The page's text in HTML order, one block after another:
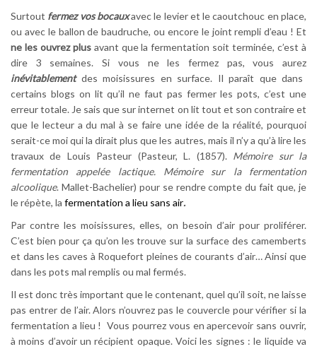
Surtout fermez vos bocauxavec le levier et le caoutchouc en place,
ou avec le ballon de baudruche, ou encore le joint rempli d’eau ! Et
ne les ouvrez plusavant que la fermentation soit terminée, c’est à
dire 3 semaines. Si vous ne les fermez pas, vous aurez
inévitablementdes moisissures en surface. Il paraît que dans
certains blogs on lit qu’il ne faut pas fermer les pots, c’est une
erreur totale. Je sais que sur internet on lit tout et son contraire et
que le lecteur a du mal à se faire une idée de la réalité, pourquoi
serait-ce moi qui la dirait plus que les autres, mais il n’y a qu’à lire les
travaux de Louis Pasteur (Pasteur, L. (1857). Mémoire sur la
fermentation appelée lactique. Mémoire sur la fermentation
alcoolique. Mallet-Bachelier) pour se rendre compte du fait que, je
le répète, la fermentation a lieu sans air.
Par contre les moisissures, elles, on besoin d’air pour proliférer.
C’est bien pour ça qu’on les trouve sur la surface des camemberts
et dans les caves à Roquefort pleines de courants d’air… Ainsi que
dans les pots mal remplis ou mal fermés.
Il est donc très important que le contenant, quel qu’il soit, ne laisse
pas entrer de l’air. Alors n’ouvrez pas le couvercle pour vérifier si la
fermentation a lieu ! Vous pourrez vous en apercevoir sans ouvrir,
à moins d’avoir un récipient opaque. Voici les signes : le liquide va